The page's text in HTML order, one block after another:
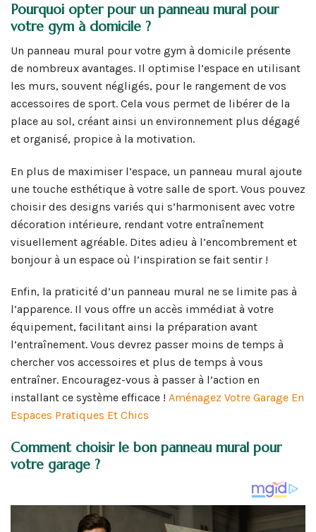
Pourquoi opter pour un panneau mural pour
votre gym à domicile ?
Un panneau mural pour votre gym à domicile présente
de nombreux avantages. Il optimise l’espace en utilisant
les murs, souvent négligés, pour le rangement de vos
accessoires de sport. Cela vous permet de libérer de la
place au sol, créant ainsi un environnement plus dégagé
et organisé, propice à la motivation.
En plus de maximiser l’espace, un panneau mural ajoute
une touche esthétique à votre salle de sport. Vous pouvez
choisir des designs variés qui s’harmonisent avec votre
décoration intérieure, rendant votre entraînement
visuellement agréable. Dites adieu à l’encombrement et
bonjour à un espace où l’inspiration se fait sentir !
Enfin, la praticité d’un panneau mural ne se limite pas à
l’apparence. Il vous offre un accès immédiat à votre
équipement, facilitant ainsi la préparation avant
l’entraînement. Vous devrez passer moins de temps à
chercher vos accessoires et plus de temps à vous
entraîner. Encouragez-vous à passer à l’action en
installant ce système efficace ! Aménagez Votre Garage En
Espaces Pratiques Et Chics
Comment choisir le bon panneau mural pour
votre garage ?